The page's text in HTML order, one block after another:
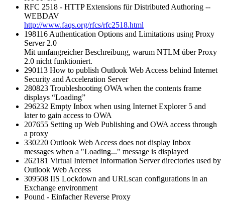
RFC 2518 - HTTP Extensions für Distributed Authoring --
WEBDAV
http://www.faqs.org/rfcs/rfc2518.html
198116 Authentication Options and Limitations using Proxy
Server 2.0
Mit umfangreicher Beschreibung, warum NTLM über Proxy
2.0 nicht funktioniert.
290113 How to publish Outlook Web Access behind Internet
Security and Acceleration Server
280823 Troubleshooting OWA when the contents frame
displays “Loading”
296232 Empty Inbox when using Internet Explorer 5 and
later to gain access to OWA
207655 Setting up Web Publishing and OWA access through
a proxy
330220 Outlook Web Access does not display Inbox
messages when a "Loading..." message is displayed
262181 Virtual Internet Information Server directories used by
Outlook Web Access
309508 IIS Lockdown and URLscan configurations in an
Exchange environment
Pound - Einfacher Reverse Proxy